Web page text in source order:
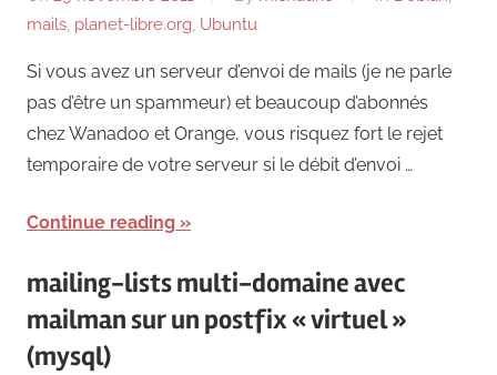
mails, planet-libre.org, Ubuntu
Si vous avez un serveur d’envoi de mails (je ne parle
pas d’être un spammeur) et beaucoup d’abonnés
chez Wanadoo et Orange, vous risquez fort le rejet
temporaire de votre serveur si le débit d’envoi …
Continue reading
mailing-lists multi-domaine avec
mailman sur un postfix « virtuel »
(mysql)